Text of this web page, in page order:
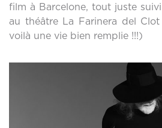
film à Barcelone, tout juste
au théâtre La Farinera del
voilà une vie bien remplie !!!)